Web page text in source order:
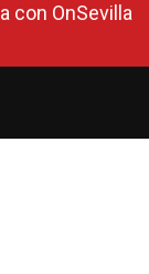
con OnSevilla